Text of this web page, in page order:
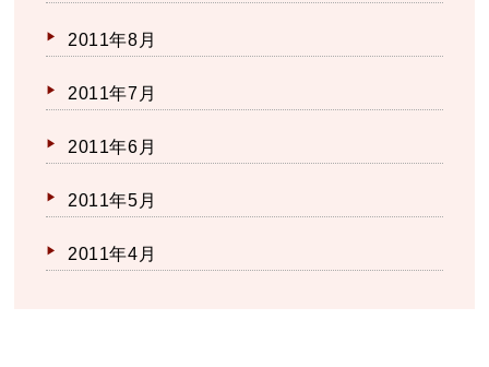
2011年8月
2011年7月
2011年6月
2011年5月
2011年4月